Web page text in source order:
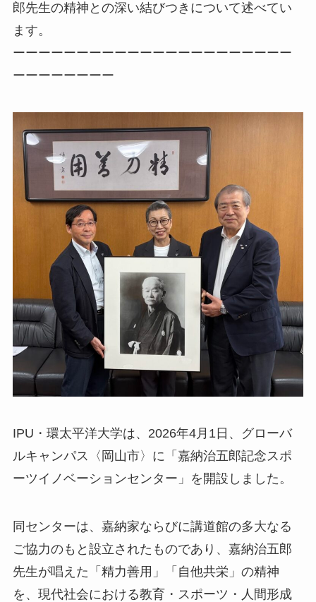
郎先生の精神との深い結びつきについて述べてい
ます。
ーーーーーーーーーーーーーーーーーーーーーー
ーーーーーーーー
IPU・環太平洋大学は、2026年4月1日、グローバ
ルキャンパス〈岡山市〉に「嘉納治五郎記念スポ
ーツイノベーションセンター」を開設しました。
同センターは、嘉納家ならびに講道館の多大なる
ご協力のもと設立されたものであり、嘉納治五郎
先生が唱えた「精力善用」「自他共栄」の精神
を、現代社会における教育・スポーツ・人間形成